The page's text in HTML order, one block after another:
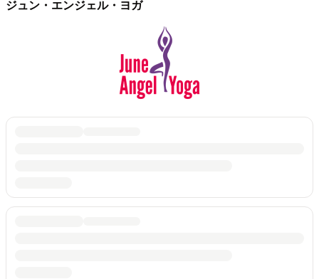
ジュン・エンジェル・ヨガ